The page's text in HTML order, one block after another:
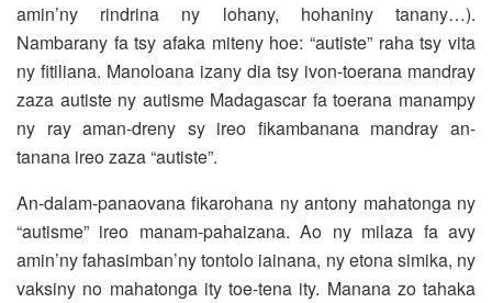
amin’ny rindrina ny lohany, hohaniny tanany…).
Nambarany fa tsy afaka miteny hoe: “autiste” raha tsy vita
ny fitiliana. Manoloana izany dia tsy ivon-toerana mandray
zaza autiste ny autisme Madagascar fa toerana manampy
ny ray aman-dreny sy ireo fikambanana mandray an-
tanana ireo zaza “autiste”.
An-dalam-panaovana fikarohana ny antony mahatonga ny
“autisme” ireo manam-pahaizana. Ao ny milaza fa avy
amin’ny fahasimban’ny tontolo iainana, ny etona simika, ny
vaksiny no mahatonga ity toe-tena ity. Manana zo tahaka